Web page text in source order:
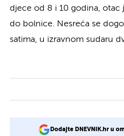
djece od 8 i 10 godina,
do bolnice. Nesreća se
satima, u izravnom sudaru
Dodajte DNEVNIK.hr u